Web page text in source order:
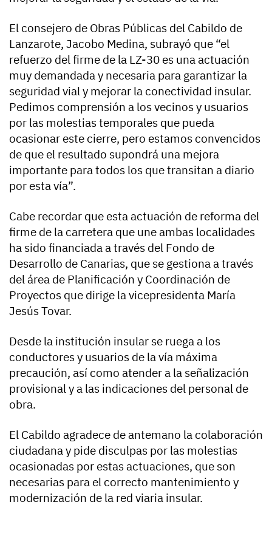
El consejero de Obras Públicas del Cabildo de
Lanzarote, Jacobo Medina, subrayó que “el
refuerzo del firme de la LZ-30 es una actuación
muy demandada y necesaria para garantizar la
seguridad vial y mejorar la conectividad insular.
Pedimos comprensión a los vecinos y usuarios
por las molestias temporales que pueda
ocasionar este cierre, pero estamos convencidos
de que el resultado supondrá una mejora
importante para todos los que transitan a diario
por esta vía”.
Cabe recordar que esta actuación de reforma del
firme de la carretera que une ambas localidades
ha sido financiada a través del Fondo de
Desarrollo de Canarias, que se gestiona a través
del área de Planificación y Coordinación de
Proyectos que dirige la vicepresidenta María
Jesús Tovar.
Desde la institución insular se ruega a los
conductores y usuarios de la vía máxima
precaución, así como atender a la señalización
provisional y a las indicaciones del personal de
obra.
El Cabildo agradece de antemano la colaboración
ciudadana y pide disculpas por las molestias
ocasionadas por estas actuaciones, que son
necesarias para el correcto mantenimiento y
modernización de la red viaria insular.